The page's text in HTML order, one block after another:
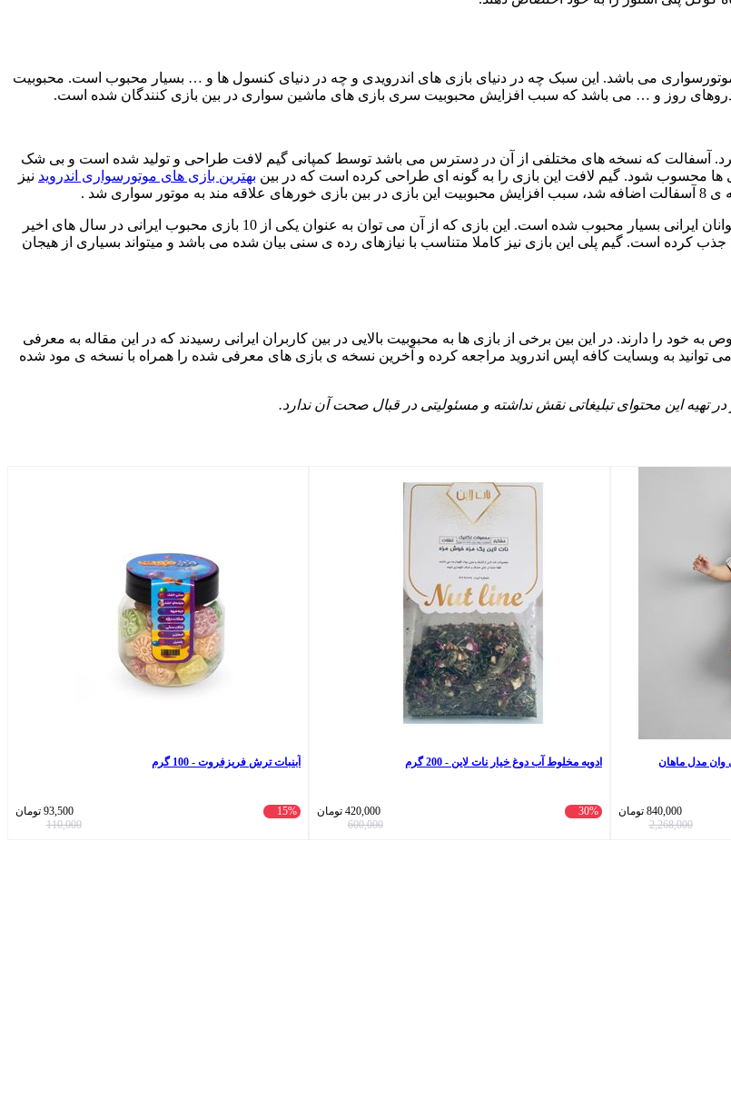
می باشد. این سبک چه در دنیای بازی های اندرویدی و چه در دنیای کنسول ها و … بسیار محبوب است. محبوبیت
خودروهای روز و … می باشد که سبب افزایش محبوبیت سری بازی های ماشین سواری در بین بازی کنندگان شده است.
کرد. آسفالت که نسخه های مختلفی از آن در دسترس می باشد توسط کمپانی گیم لافت طراحی و تولید شده است و بی شک
ها محسوب شود. گیم لافت این بازی را به گونه ای طراحی کرده است که در بین بهترین بازی های موتورسواری اندروید نیز
شد .
بازی ایرانی کلاچ نیز از جمله بازیهای بسیار محبوب می باشد که در بین جوانان و نوجوانان ایرانی بسیار محبوب شده است. این بازی که از آن می توان به عنوان یکی از 10 بازی محبوب ایرانی در سال های اخیر
کرده است. گیم پلی این بازی نیز کاملا متناسب با نیازهای رده ی سنی بیان شده می باشد و میتواند بسیاری از هیجان
را دارند. در این بین برخی از بازی ها به محبوبیت بالایی در بین کاربران ایرانی رسیدند که در این مقاله به معرفی
می توانید به وبسایت کافه اپس اندروید مراجعه کرده و آخرین نسخه ی بازی های معرفی شده را همراه با نسخه ی مود شده
تهیه‌ این محتوای تبلیغاتی نقش نداشته و مسئولیتی در قبال صحت آن ندارد.
مدل ماهان
840,000 تومان
2,268,000
ادویه‌ مخلوط آب دوغ خیار نات لاین - 200 گرم
30%
420,000 تومان
600,000
آبنبات ترش فریزفروت - 100 گرم
15%
93,500 تومان
110,000